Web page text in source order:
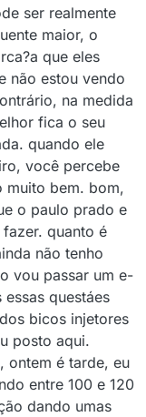
ser realmente
maior, o
que eles
não estou vendo
na medida
fica o seu
quando ele
você percebe
muito bem. bom,
o paulo prado e
quanto é
não tenho
vou passar um e-
questáes
bicos injetores
posto aqui.
ontem é tarde, eu
entre 100 e 120
dando umas